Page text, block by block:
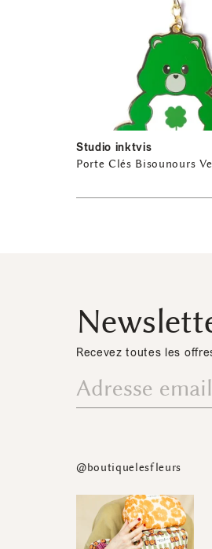
Studio inktvis
Porte Clés Bisounours
Recevez toutes les
@boutiquelesfleurs